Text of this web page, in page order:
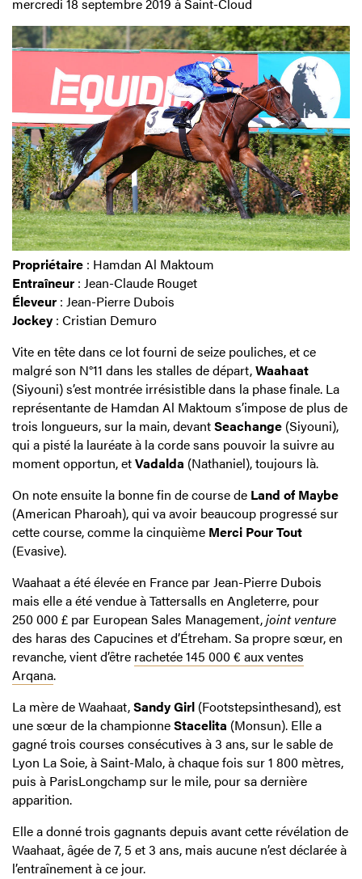
mercredi 18 septembre 2019 à Saint-Cloud
Propriétaire : Hamdan Al Maktoum
Entraîneur : Jean-Claude Rouget
Éleveur : Jean-Pierre Dubois
Jockey : Cristian Demuro
Vite en tête dans ce lot fourni de seize pouliches, et ce
malgré son N°11 dans les stalles de départ,Waahaat
(Siyouni) s’est montrée irrésistible dans la phase finale. La
représentante de Hamdan Al Maktoum s’impose de plus de
trois longueurs, sur la main, devantSeachange (Siyouni),
qui a pisté la lauréate à la corde sans pouvoir la suivre au
moment opportun, etVadalda (Nathaniel), toujours là.
On note ensuite la bonne fin de course de Land of Maybe
(American Pharoah), qui va avoir beaucoup progressé sur
cette course, comme la cinquième Merci Pour Tout
(Evasive).
Waahaat a été élevée en France par Jean-Pierre Dubois
mais elle a été vendue à Tattersalls en Angleterre, pour
250 000 £ par European Sales Management,joint venture
des haras des Capucines et d’Étreham. Sa propre sœur, en
revanche, vient d’être rachetée 145 000 € aux ventes
Arqana.
La mère de Waahaat,Sandy Girl (Footstepsinthesand), est
une sœur de la championneStacelita (Monsun). Elle a
gagné trois courses consécutives à 3 ans, sur le sable de
Lyon La Soie, à Saint-Malo, à chaque fois sur 1 800 mètres,
puis à ParisLongchamp sur le mile, pour sa dernière
apparition.
Elle a donné trois gagnants depuis avant cette révélation de
Waahaat, âgée de 7, 5 et 3 ans, mais aucune n’est déclarée à
l’entraînement à ce jour.